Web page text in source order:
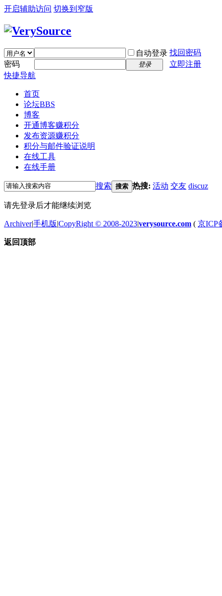
开启辅助访问 切换到窄版
自动登录 找回密码
密码
登录
立即注册
快捷导航
首页
论坛BBS
博客
开通博客赚积分
发布资源赚积分
积分与邮件验证说明
在线工具
在线手册
搜索 搜索 热搜: 活动 交友 discuz
请先登录后才能继续浏览
Archiver|手机版|CopyRight © 2008-2023|verysource.com ( 京ICP
返回顶部